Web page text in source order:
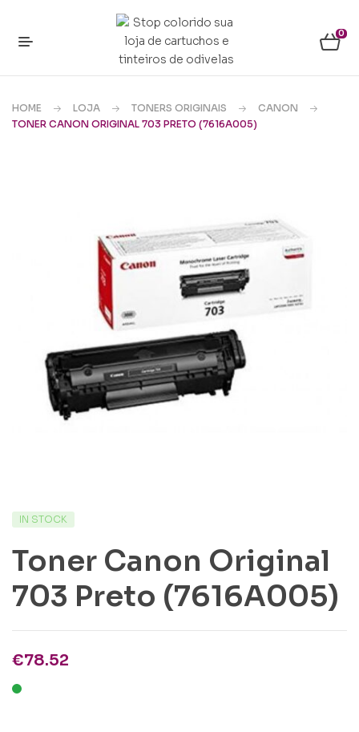
0
HOME LOJA TONERS ORIGINAIS
CANON
TONER CANON ORIGINAL 703 PRETO (7616A005)
IN STOCK
Toner Canon Original
703 Preto (7616A005)
€78.52